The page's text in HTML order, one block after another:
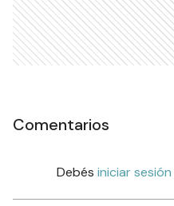
Comentarios
Debés iniciar sesión